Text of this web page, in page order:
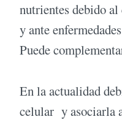
nutrientes debido al
y ante
Puede
En la actualidad
celular y asociarla